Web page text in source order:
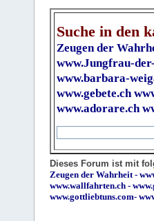
Suche in den
Zeugen der
www.Jungfrau-
www.barbara-
www.gebete.ch
www.adorare.ch
Dieses Forum ist mit
Zeugen der Wahrheit-
www.wallfahrten.ch -
www.gottliebtuns.com-